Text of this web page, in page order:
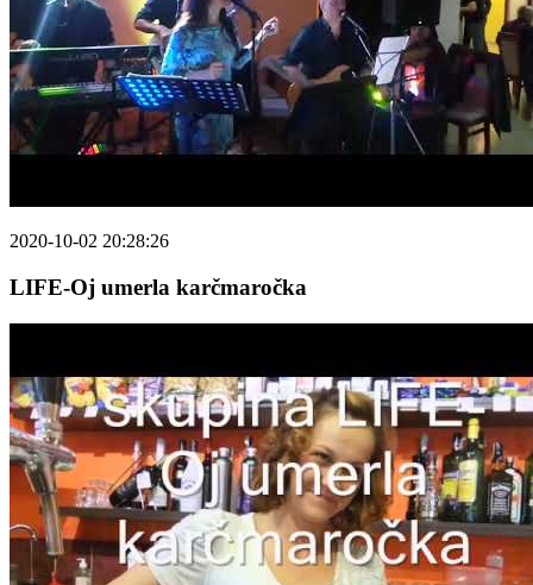
2020-10-02 20:28:26
LIFE-Oj umerla karčmaročka